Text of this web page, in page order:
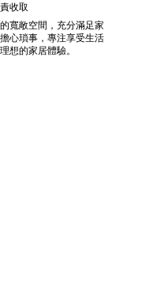
收取
寬敞空間，充分滿足家
心瑣事，專注享受生活
想的家居體驗。